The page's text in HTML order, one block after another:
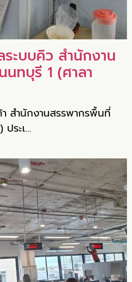
ระบบคิว สำนักงาน
ทบุรี 1 (ศาลา
สำนักงานสรรพากรพื้นที่
ประเ…